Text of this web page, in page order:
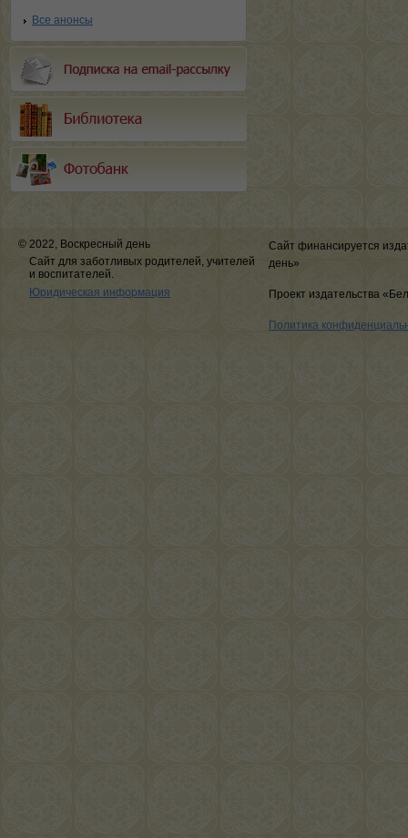
Все анонсы
© 2022, Воскресный день
Сайт для заботливых родителей, учителей
и воспитателей.
Юридическая информация
Сайт финансируется
день»
Проект издательства
Политика